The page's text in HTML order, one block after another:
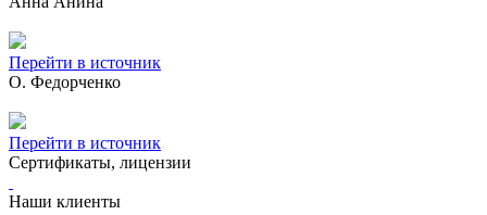
Перейти в источник
О. Федорченко
Перейти в источник
Сертификаты, лицензии
Наши клиенты